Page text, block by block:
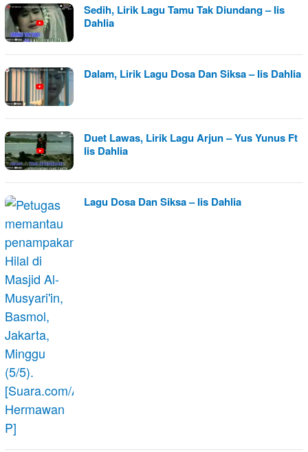
Sedih, Lirik Lagu Tamu Tak Diundang – Iis
Dahlia
Dalam, Lirik Lagu Dosa Dan Siksa – Iis Dahlia
Duet Lawas, Lirik Lagu Arjun – Yus Yunus Ft
Iis Dahlia
Lagu Dosa Dan Siksa – Iis Dahlia